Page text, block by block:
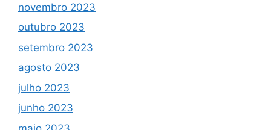
novembro 2023
outubro 2023
setembro 2023
agosto 2023
julho 2023
junho 2023